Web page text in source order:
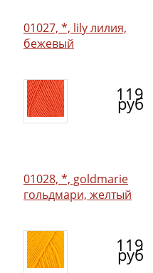
01027, *, lily лилия,
бежевый
119
руб
01028, *, goldmarie
гольдмари, желтый
119
руб